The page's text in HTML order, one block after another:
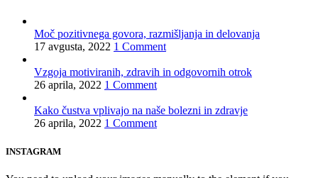
Moč pozitivnega govora, razmišljanja in delovanja
17 avgusta, 2022 1 Comment
Vzgoja motiviranih, zdravih in odgovornih otrok
26 aprila, 2022 1 Comment
Kako čustva vplivajo na naše bolezni in zdravje
26 aprila, 2022 1 Comment
INSTAGRAM